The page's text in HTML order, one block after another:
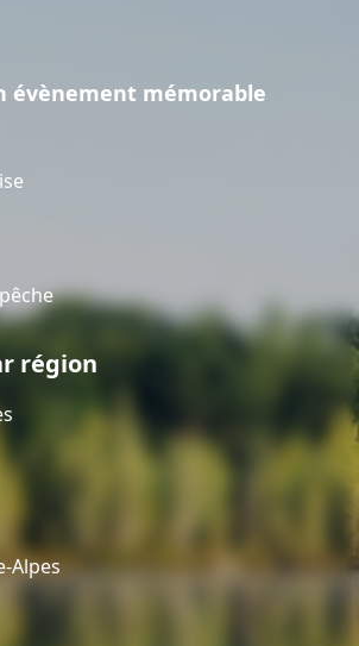
évènement mémorable
région
Alpes